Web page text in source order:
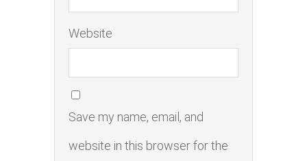
Website
Save my name, email, and
website in this browser for the